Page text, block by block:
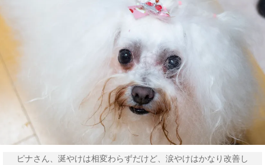
ピナさん、涎やけは相変わらずだけど、涙やけはかなり改善し